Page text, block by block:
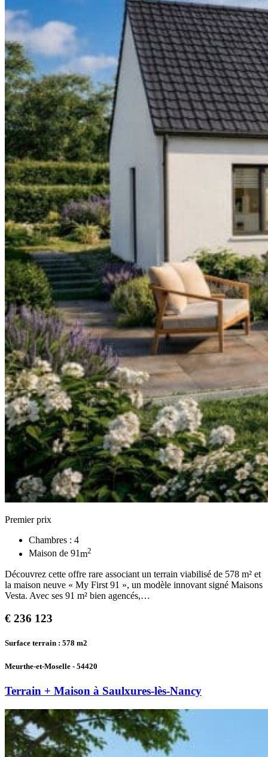
Premier prix
Chambres : 4
Maison de 91m2
Découvrez cette offre rare associant un terrain viabilisé de 578 m² et
la maison neuve « My First 91 », un modèle innovant signé Maisons
Vesta. Avec ses 91 m² bien agencés,…
€ 236 123
Surface terrain : 578 m2
Meurthe-et-Moselle - 54420
Terrain + Maison à Saulxures-lès-Nancy